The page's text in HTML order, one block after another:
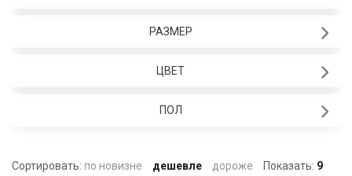
РАЗМЕР
ЦВЕТ
ПОЛ
Сортировать: по новизне дешевле дороже Показать: 9